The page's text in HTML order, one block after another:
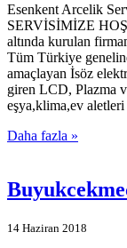
Esenkent
SERVİSİMİZE
altında kurulan
Tüm Türkiye
amaçlayan İsöz
giren LCD, Plazma
eşya,klima,ev
Daha fazla »
14 Haziran 2018